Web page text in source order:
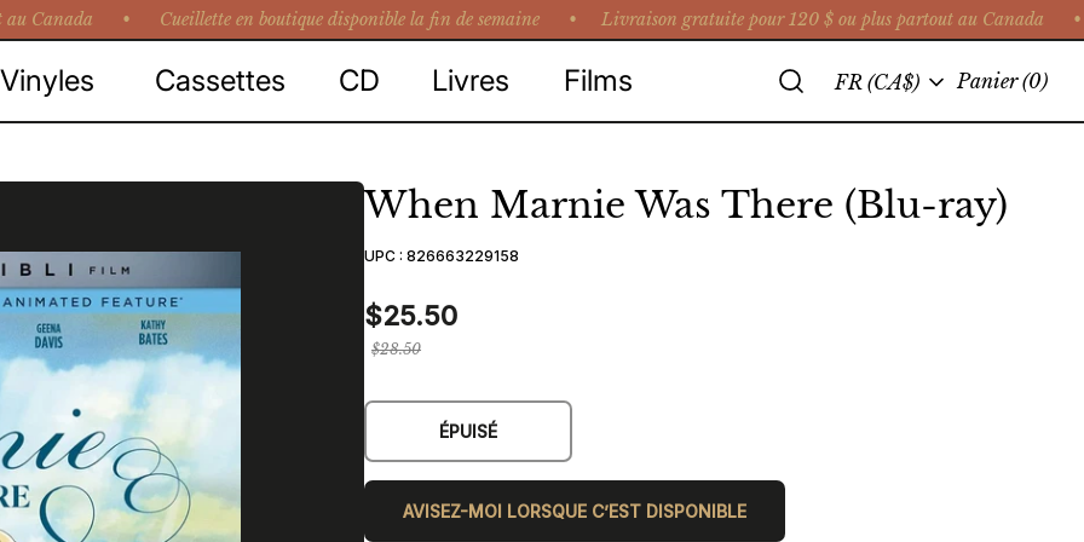
Canada • Cueillette en boutique disponible la fin de semaine • Livraison gratuite pour 120 $ ou plus partout au Canada •
Vinyles Cassettes CD Livres Films Recherche
Langue
FR (CA$) Panier (0)
When Marnie Was There (Blu-ray)
UPC :826663229158
$25.50
Prix
$28.50
ÉPUISÉ
AVISEZ-MOI LORSQUE C’EST DISPONIBLE